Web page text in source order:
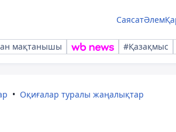
СаясатӘлем
мақтанышы #Қазақмыс
Оқиғалар туралы жаңалықтар